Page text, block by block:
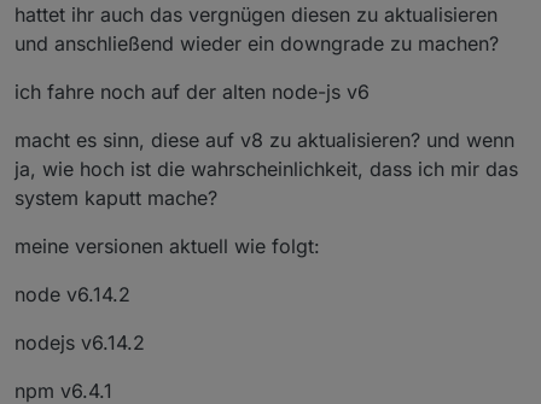
hattet ihr auch das vergnügen diesen zu aktualisieren
und anschließend wieder ein downgrade zu machen?
ich fahre noch auf der alten node-js v6
macht es sinn, diese auf v8 zu aktualisieren? und wenn
ja, wie hoch ist die wahrscheinlichkeit, dass ich mir das
system kaputt mache?
meine versionen aktuell wie folgt:
node v6.14.2
nodejs v6.14.2
npm v6.4.1